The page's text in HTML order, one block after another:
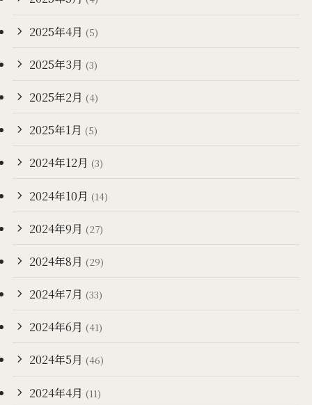
2025年4月 (5)
2025年3月 (3)
2025年2月 (4)
2025年1月 (5)
2024年12月 (3)
2024年10月 (14)
2024年9月 (27)
2024年8月 (29)
2024年7月 (33)
2024年6月 (41)
2024年5月 (46)
2024年4月 (11)